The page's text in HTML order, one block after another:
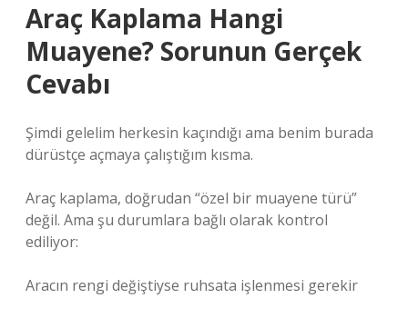
Araç Kaplama Hangi
Muayene? Sorunun Gerçek
Cevabı
Şimdi gelelim herkesin kaçındığı ama benim burada
dürüstçe açmaya çalıştığım kısma.
Araç kaplama, doğrudan “özel bir muayene türü”
değil. Ama şu durumlara bağlı olarak kontrol
ediliyor:
Aracın rengi değiştiyse ruhsata işlenmesi gerekir